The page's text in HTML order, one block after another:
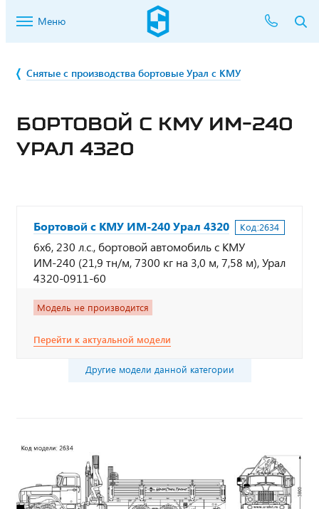
Меню
Снятые с производства бортовые Урал с КМУ
БОРТОВОЙ С КМУ ИМ-240
УРАЛ 4320
Бортовой с КМУ ИМ-240 Урал 4320 Код:2634
6х6, 230 л.с., бортовой автомобиль с КМУ
ИМ-240 (21,9 тн/м, 7300 кг на 3,0 м, 7,58 м), Урал
4320-0911-60
Модель не производится
Перейти к актуальной модели
Другие модели данной категории